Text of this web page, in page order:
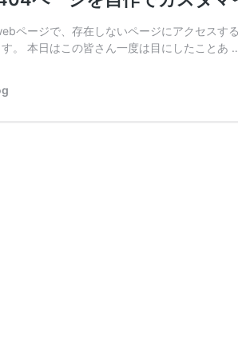
ページで、存在しないページにアクセス
す。 本日はこの皆さん一度は目にしたことあ